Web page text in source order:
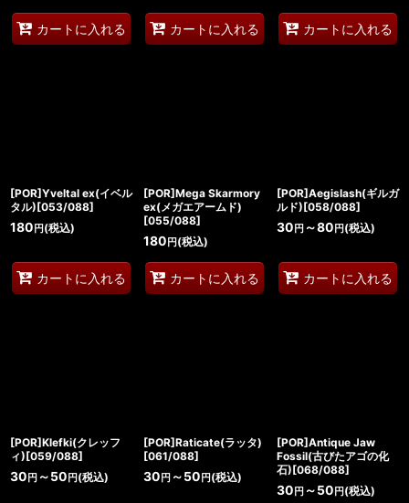
カートに入れる カートに入れる カートに入れる
[POR]Yveltal ex(イベル
タル)[053/088]
180 円 (税込)
カートに入れる
[POR]Mega Skarmory
ex(メガエアームド)
[055/088]
180 円(税込)
カートに入れる
[POR]Aegislash(ギルガ
ルド)[058/088]
30 円～80 円(税込)
カートに入れる
[POR]Klefki(クレッフ
ィ)[059/088]
30 円 ～50 円 (税込)
[POR]Raticate(ラッタ)
[061/088]
30 円～50 円(税込)
[POR]Antique Jaw
Fossil(古びたアゴの化
石)[068/088]
30 円～50 円(税込)